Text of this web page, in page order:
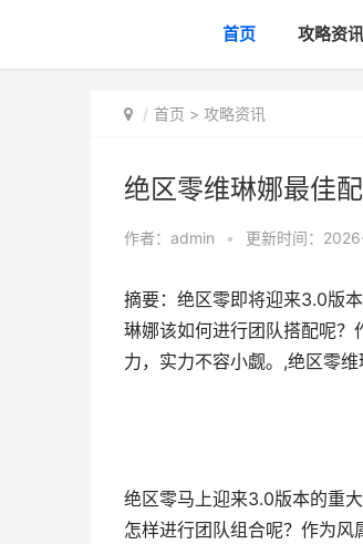
首页 攻略资讯
首页 > 攻略资讯
绝区零维琳娜最佳
作者： admin • 更新时间：
摘要：绝区零即将迎来3.0版
琳娜该如何进行团队搭配呢？
力，实力不容小觑。,绝区零
绝区零马上迎来3.0版本的重
怎样进行团队组合呢？作为